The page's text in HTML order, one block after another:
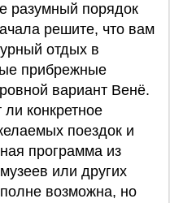
разумный порядок
решите, что вам
отдых в
прибрежные
вариант Венё.
конкретное
поездок и
программа из
или других
возможна, но